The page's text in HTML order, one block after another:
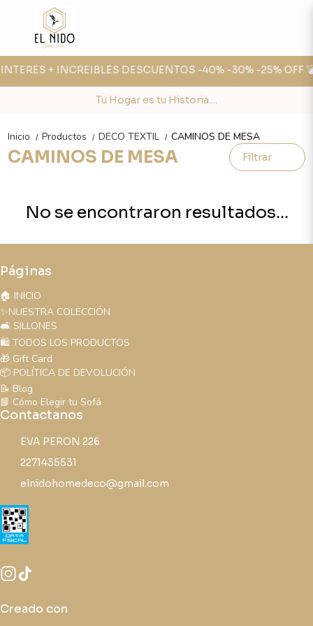
+ INCREIBLES DESCUENTOS -40% -30% -25% OFF
Tu Hogar es tu Historia....
Inicio / Productos / DECO TEXTIL / CAMINOS DE MESA
CAMINOS DE MESA Filtrar
No se encontraron resultados...
Páginas
🏠 INICIO
✨NUESTRA COLECCIÓN
🛋️ SILLONES
🛍️ TODOS LOS PRODUCTOS
🎁 Gift Card
📦 POLÍTICA DE DEVOLUCIÓN
📝 Blog
📘 Cómo Elegir tu Sofá
Contactanos
EVA PERON 226
2271435531
elnidohomedeco@gmail.com
Creado con